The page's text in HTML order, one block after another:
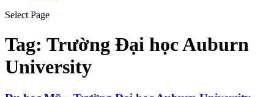
Select Page
Tag: Trường Đại học Auburn
University